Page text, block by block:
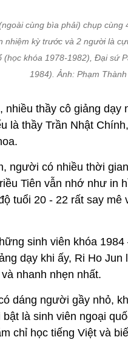
cùng bìa phải) chụp cùng
nhiệm kỳ trước và 2 người là
(học khóa 1978-1982), Đại sứ
1984). Ảnh: Phạm
nhiều thầy cô giảng dạy
là thầy Trần Nhật
người có nhiều thời
Tiên vẫn nhớ như in
tuổi 20 - 22 rất say mê
sinh viên khóa 1984
dạy khi ấy, Ri Ho Jun
nhanh nhẹn nhất.
dáng người gầy nhỏ,
là sinh viên ngoại
chỉ học tiếng Việt và